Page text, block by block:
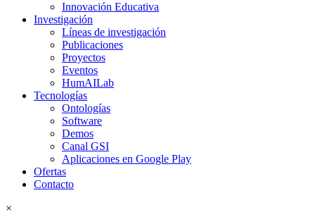
Innovación Educativa
Investigación
Líneas de investigación
Publicaciones
Proyectos
Eventos
HumAILab
Tecnologías
Ontologías
Software
Demos
Canal GSI
Aplicaciones en Google Play
Ofertas
Contacto
×